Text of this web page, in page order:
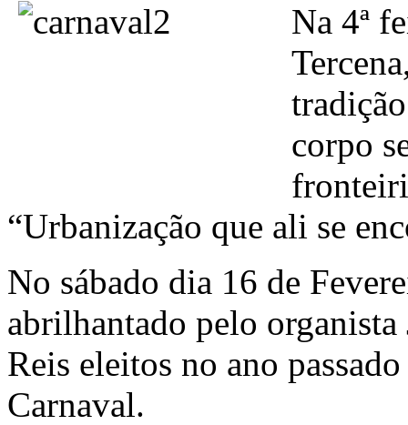
Na 4ª
corpo
“Urbanização que ali se
No sábado dia 16 de
abrilhantado pelo organista
Reis eleitos no ano
Carnaval.